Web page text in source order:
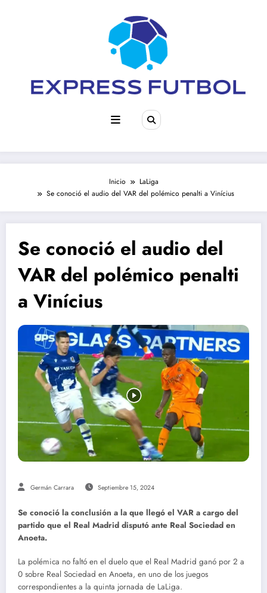
Inicio
LaLiga
Se conoció el audio del VAR del polémico penalti a Vinícius
Se conoció el audio del
VAR del polémico penalti
a Vinícius
Germán Carrara Septiembre 15, 2024
Se conoció la conclusión a la que llegó el VAR a cargo del
partido que el Real Madrid disputó ante Real Sociedad en
Anoeta.
La polémica no faltó en el duelo que el Real Madrid ganó por 2 a
0 sobre Real Sociedad en Anoeta, en uno de los juegos
correspondientes a la quinta jornada de LaLiga.